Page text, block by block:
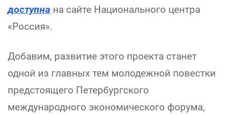
доступна на сайте Национального центра
«Россия».
Добавим, развитие этого проекта станет
одной из главных тем молодежной повестки
предстоящего Петербургского
международного экономического форума,